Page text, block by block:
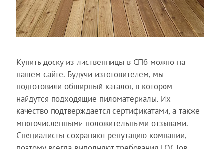
Купить доску из лиственницы в СПб можно на
нашем сайте. Будучи изготовителем, мы
подготовили обширный каталог, в котором
найдутся подходящие пиломатериалы. Их
качество подтверждается сертификатами, а также
многочисленными положительными отзывами.
Специалисты сохраняют репутацию компании,